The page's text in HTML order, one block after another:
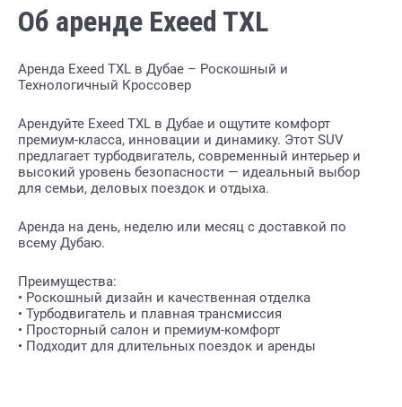
Об аренде Exeed TXL
Аренда Exeed TXL в Дубае – Роскошный и
Технологичный Кроссовер
Арендуйте Exeed TXL в Дубае и ощутите комфорт
премиум-класса, инновации и динамику. Этот SUV
предлагает турбодвигатель, современный интерьер и
высокий уровень безопасности — идеальный выбор
для семьи, деловых поездок и отдыха.
Аренда на день, неделю или месяц с доставкой по
всему Дубаю.
Преимущества:
• Роскошный дизайн и качественная отделка
• Турбодвигатель и плавная трансмиссия
• Просторный салон и премиум-комфорт
• Подходит для длительных поездок и аренды